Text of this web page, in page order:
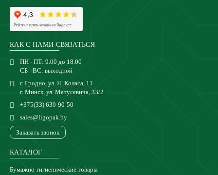
КАК С НАМИ СВЯЗАТЬСЯ
ПН - ПТ: 9.00 до 18.00
СБ - ВС: выходной
г. Гродно, ул. Я. Коласа, 11
г. Минск, ул. Матусевича, 33/2
+375(33) 630-90-50
sales@ligopak.by
Заказать звонок
КАТАЛОГ
Бумажно-гигиенические товары